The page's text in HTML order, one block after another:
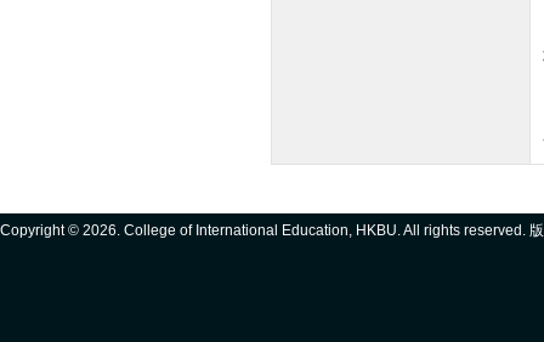
Copyright © 2026. College of International Education, HKBU. All rights reserved.